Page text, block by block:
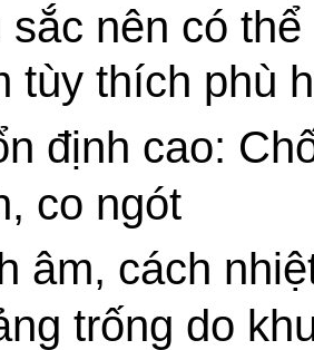
sắc nên có
tùy thích phù
định cao:
co ngót
âm, cách
trống do